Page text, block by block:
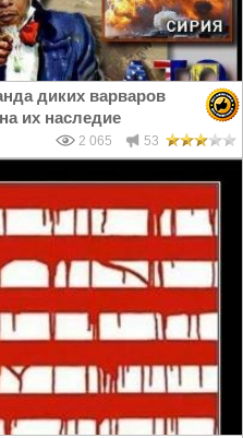
диких варваров
их наследие
2 065 53